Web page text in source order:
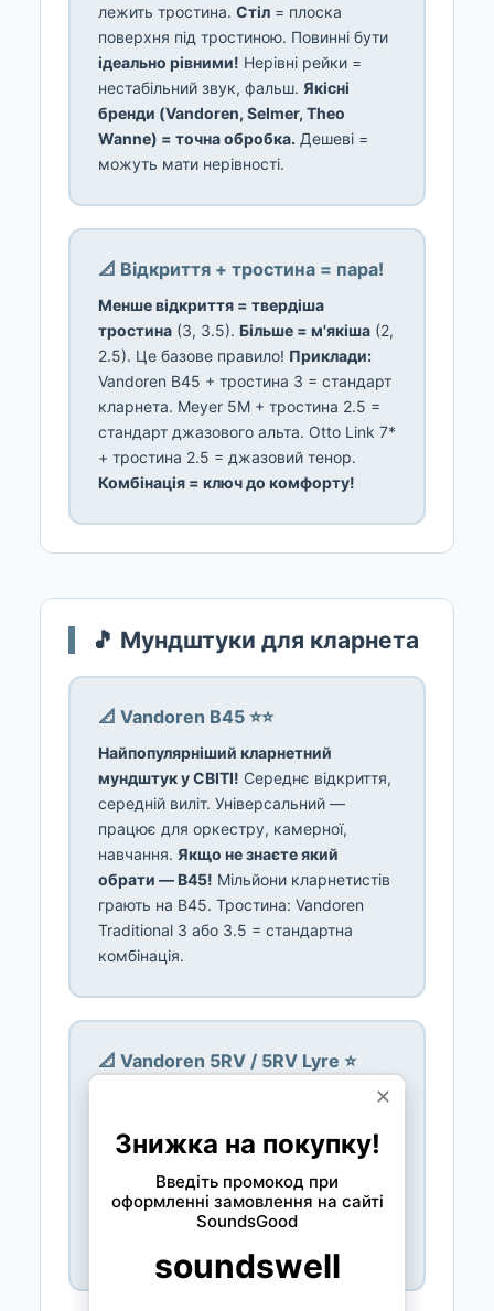
лежить тростина. Стіл = плоска
поверхня під тростиною. Повинні бути
ідеально рівними! Нерівні рейки =
нестабільний звук, фальш. Якісні
бренди (Vandoren, Selmer, Theo
Wanne) = точна обробка. Дешеві =
можуть мати нерівності.
📐 Відкриття + тростина = пара!
Менше відкриття = твердіша
тростина (3, 3.5). Більше = м'якіша (2,
2.5). Це базове правило! Приклади:
Vandoren B45 + тростина 3 = стандарт
кларнета. Meyer 5M + тростина 2.5 =
стандарт джазового альта. Otto Link 7*
+ тростина 2.5 = джазовий тенор.
Комбінація = ключ до комфорту!
🎵 Мундштуки для кларнета
📐 Vandoren B45 ⭐⭐
Найпопулярніший кларнетний
мундштук у СВІТІ! Середнє відкриття,
середній виліт. Універсальний —
працює для оркестру, камерної,
навчання. Якщо не знаєте який
обрати — B45! Мільйони кларнетистів
грають на B45. Тростина: Vandoren
Traditional 3 або 3.5 = стандартна
комбінація.
📐 Vandoren 5RV / 5RV Lyre ⭐
контролю, легший для pianissimo. 5RV
Lyre = трохи довший виліт, темніший.
Для: оркестрові кларнетисти,
камерна музика, ті хто хоче більше